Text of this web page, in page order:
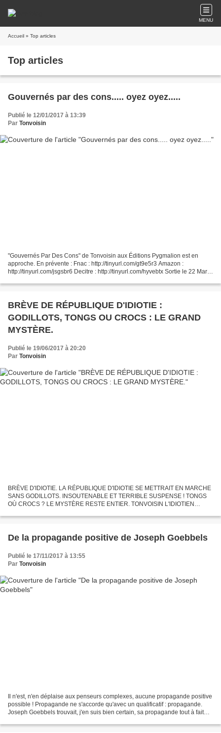
MENU
Accueil » Top articles
Top articles
Gouvernés par des cons..... oyez oyez.....
Publié le 12/01/2017 à 13:39
Par Tonvoisin
"Gouvernés Par Des Cons" de Tonvoisin aux Éditions Pygmalion est en
approche. En prévente : Fnac : http://tinyurl.com/gt9e5r3 Amazon :
http://tinyurl.com/jsgsbr6 Decitre : http://tinyurl.com/hyvebtx Sortie le 22 Mars
BRÈVE DE RÉPUBLIQUE D'IDIOTIE :
GODILLOTS, TONGS OU CROCS : LE GRAND
MYSTÈRE.
Publié le 19/06/2017 à 20:20
Par Tonvoisin
BRÈVE D'IDIOTIE. LA RÉPUBLIQUE D'IDIOTIE SE METTRAIT EN MARCHE
SANS GODILLOTS. INSOUTENABLE ET TERRIBLE SUSPENSE ! TONGS
OÙ CROCS ? LE MYSTÈRE RESTE ENTIER. TONVOISIN L'IDIOTIEN
De la propagande positive de Joseph Goebbels
Publié le 17/11/2017 à 13:55
Par Tonvoisin
Il n'est, n'en déplaise aux penseurs complexes, aucune propagande positive
possible ! Propagande ne s'accorde qu'avec un qualificatif : propagande.
Joseph Goebbels trouvait, j'en suis bien certain, sa propagande tout à fait